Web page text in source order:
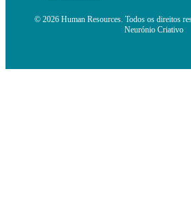
© 2026 Human Resources. Todos os direitos
Neurónio Criativo